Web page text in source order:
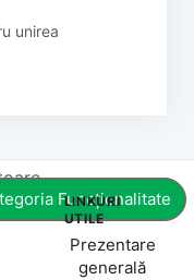
unirea
Funcționalitate
LINKURI
UTILE
Prezentare
generală